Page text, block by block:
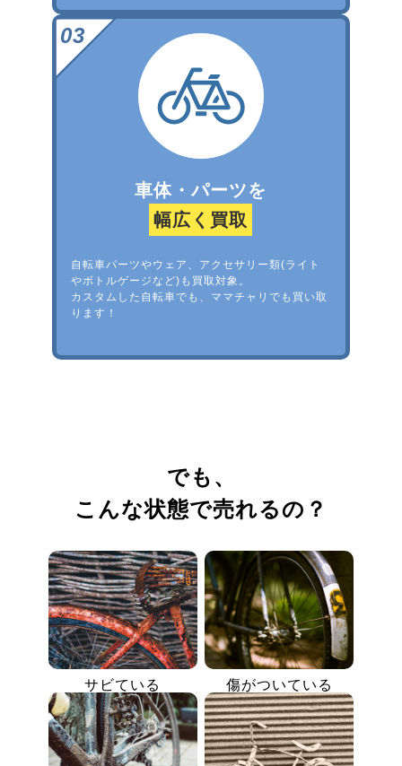
車体・パーツを
幅広く買取
自転車パーツやウェア、アクセサリー類(ライト
やボトルゲージなど)も買取対象。
カスタムした自転車でも、ママチャリでも買い取
ります！
でも、
こんな状態で売れるの？
サビている 傷がついている